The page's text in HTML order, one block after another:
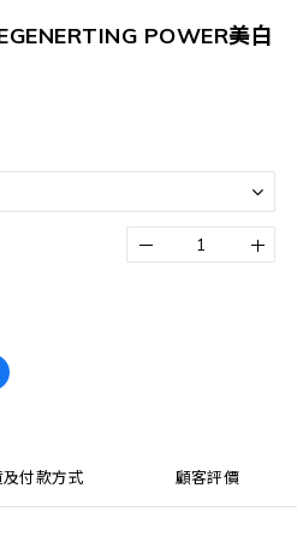
POWER美白
及付款方式 顧客評價